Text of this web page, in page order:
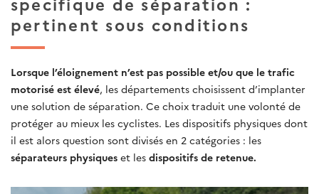
pertinent sous conditions
Lorsque l’éloignement n’est pas possible et/ou que le trafic
motorisé est élevé, les départements choisissent d’implanter
une solution de séparation. Ce choix traduit une volonté de
protéger au mieux les cyclistes. Les dispositifs physiques dont
il est alors question sont divisés en 2 catégories : les
séparateurs physiques et les dispositifs de retenue.